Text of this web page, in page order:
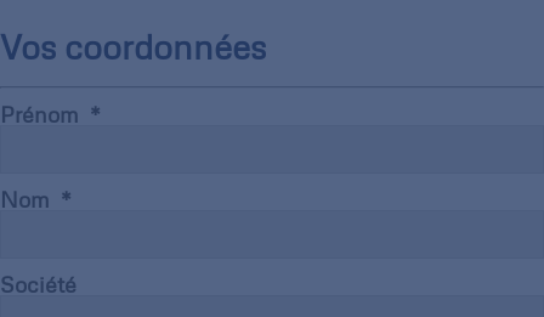
Vos coordonnées
Prénom
Nom
Société